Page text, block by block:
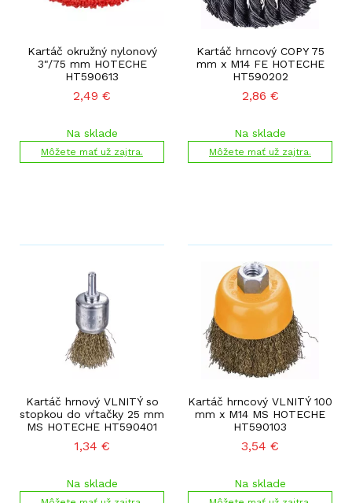
Kartáč okružný nylonový
3"/75 mm HOTECHE
HT590613
2,49 €
Na sklade
Môžete mať už zajtra.
Kartáč hrncový COPY 75
mm x M14 FE HOTECHE
HT590202
2,86 €
Na sklade
Môžete mať už zajtra.
Kartáč hrnový VLNITÝ so
stopkou do vŕtačky 25 mm
MS HOTECHE HT590401
1,34 €
Na sklade
Kartáč hrncový VLNITÝ 100
mm x M14 MS HOTECHE
HT590103
3,54 €
Na sklade